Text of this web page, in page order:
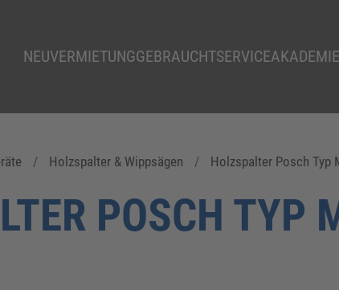
NEUVERMIETUNGGEBRAUCHTSERVICEAKADEMIE
Holzspalter & Wippsägen Holzspalter Posch Typ
POSCH TYP